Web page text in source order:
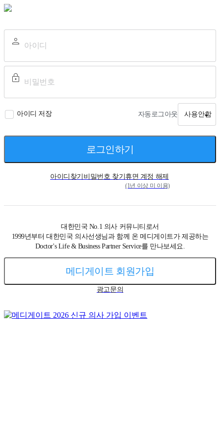
아이디 저장 자동로그아웃 사용안함
로그인하기
아이디찾기 비밀번호 찾기 휴면 계정 해제
(1년 이상 미 이용)
대한민국 No.1 의사 커뮤니티로서
1999년부터 대한민국 의사선생님과 함께 온 메디게이트가 제공하는
Doctor's Life & Business Partner Service를 만나보세요.
메디게이트 회원가입
광고문의